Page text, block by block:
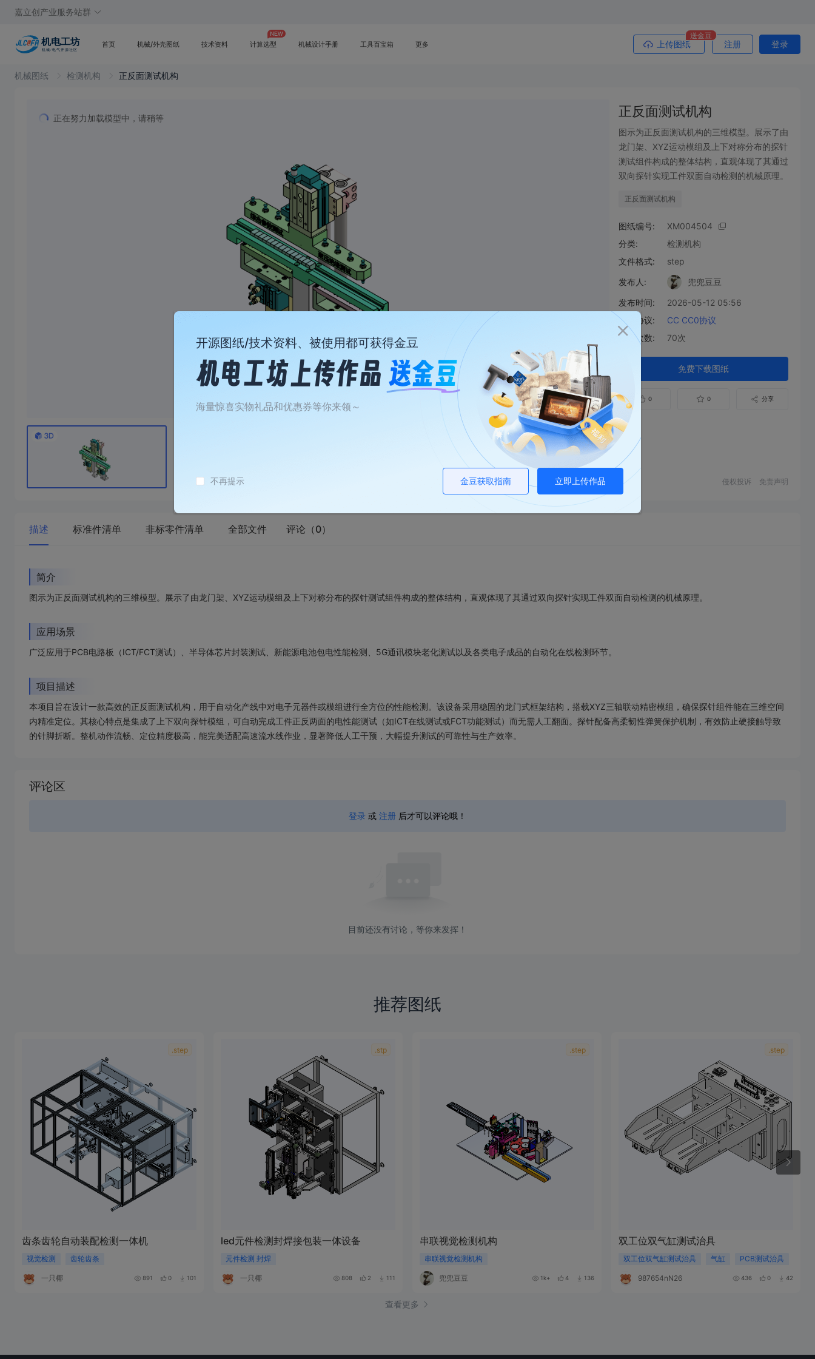
嘉立创产业服务站群
首页 机械/外壳图纸 技术资料 计算选型 机械设计手册 工具百宝箱 更多
送金豆
上传图纸 注册 登录
机械图纸 检测机构 正反面测试机构
正在努力加载模型中，请稍等 正反面测试机构
图示为正反面测试机构的三维模型。展示了由
龙门架、XYZ运动模组及上下对称分布的探针
测试组件构成的整体结构，直观体现了其通过
双向探针实现工件双面自动检测的机械原理。
正反面测试机构
图纸编号:
XM004504
分类:
检测机构
文件格式:
step
发布人:
兜兜豆豆
发布时间:
2026-05-12 05:56
开源协议:
CC CC0协议
下载次数:
70次
免费下载图纸
0 0 分享
侵权投诉 免责声明
描述 标准件清单 非标零件清单 全部文件 评论（0）
简介
图示为正反面测试机构的三维模型。展示了由龙门架、XYZ运动模组及上下对称分布的探针测试组件构成的整体结构，直观体现了其通过双向探针实现工件双面自动检测的机械原理。
应用场景
广泛应用于PCB电路板（ICT/FCT测试）、半导体芯片封装测试、新能源电池包电性能检测、5G通讯模块老化测试以及各类电子成品的自动化在线检测环节。
项目描述
本项目旨在设计一款高效的正反面测试机构，用于自动化产线中对电子元器件或模组进行全方位的性能检测。该设备采用稳固的龙门式框架结构，搭载XYZ三轴联动精密模组，确保探针组件能在三维空间
内精准定位。其核心特点是集成了上下双向探针模组，可自动完成工件正反两面的电性能测试（如ICT在线测试或FCT功能测试）而无需人工翻面。探针配备高柔韧性弹簧保护机制，有效防止硬接触导致
的针脚折断。整机动作流畅、定位精度极高，能完美适配高速流水线作业，显著降低人工干预，大幅提升测试的可靠性与生产效率。
失
评论区
登录 或 注册 后才可以评论哦！
目前还没有讨论，等你来发挥！
推荐图纸
.step
齿条齿轮自动装配检测一体机
视觉检测 齿轮齿条
一只椰 891 0 101
.stp
led元件检测封焊接包装一体设备
元件检测 封焊
一只椰 808 2 111
.step
串联视觉检测机构
串联视觉检测机构
兜兜豆豆 1k+ 4 136
.step
双工位双气缸测试治具
双工位双气缸测试治具 气缸 PCB测试治具
987654nN264J 436 0 42
查看更多
开源图纸/技术资料、被使用都可获得金豆
海量惊喜实物礼品和优惠券等你来领～
不再提示 金豆获取指南 立即上传作品